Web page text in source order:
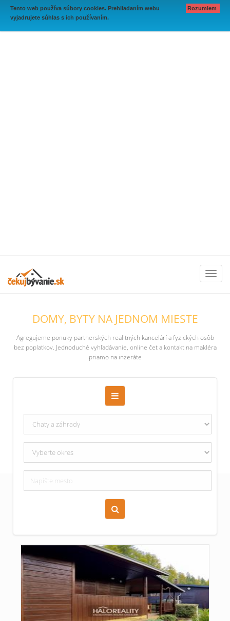
Tento web používa súbory cookies. Prehliadaním webu
vyjadrujete súhlas s ich používaním.
Rozumiem
DOMY, BYTY NA JEDNOM MIESTE
Agregujeme ponuky partnerských realitných kancelárí a fyzických osôb
bez poplatkov. Jednoduché vyhľadávanie, online čet a kontakt na makléra
priamo na inzeráte
Zoraď podľa času pridania